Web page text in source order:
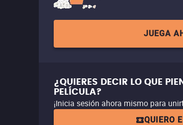
JUEGA
¿QUIERES DECIR LO QUE
PELÍCULA?
¡Inicia sesión ahora mismo para
QUIERO